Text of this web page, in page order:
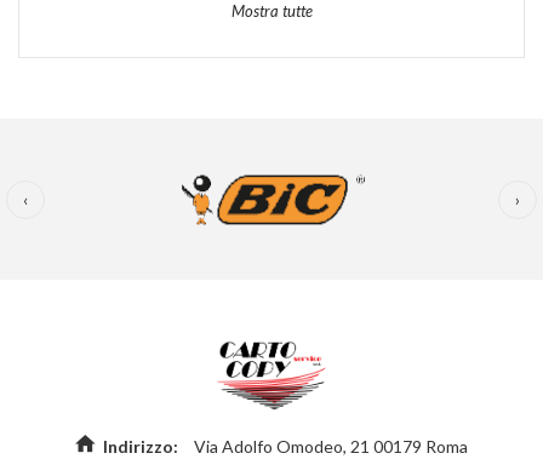
Mostra tutte
‹ ›
Indirizzo:
Via Adolfo Omodeo, 21 00179 Roma